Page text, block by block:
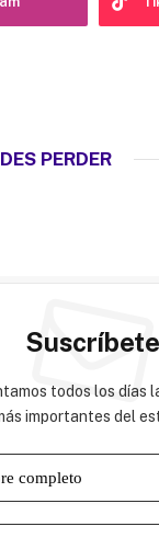
PERDER
Suscríbete
todos los días
importantes del